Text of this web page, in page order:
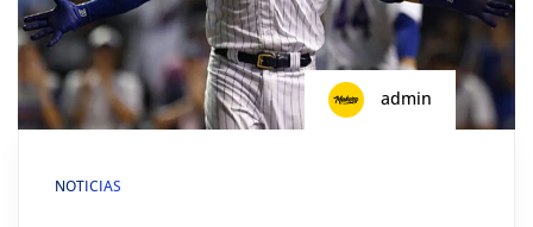
admin
NOTICIAS